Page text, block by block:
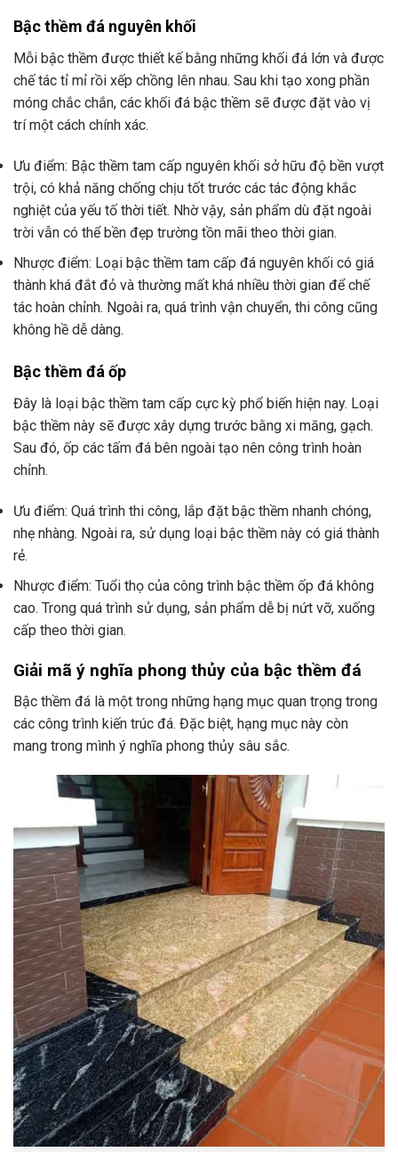
Bậc thềm đá nguyên khối
Mỗi bậc thềm được thiết kế bằng những khối đá lớn và được
chế tác tỉ mỉ rồi xếp chồng lên nhau. Sau khi tạo xong phần
móng chắc chắn, các khối đá bậc thềm sẽ được đặt vào vị
trí một cách chính xác.
Ưu điểm: Bậc thềm tam cấp nguyên khối sở hữu độ bền vượt
trội, có khả năng chống chịu tốt trước các tác động khắc
nghiệt của yếu tố thời tiết. Nhờ vậy, sản phẩm dù đặt ngoài
trời vẫn có thể bền đẹp trường tồn mãi theo thời gian.
Nhược điểm: Loại bậc thềm tam cấp đá nguyên khối có giá
thành khá đắt đỏ và thường mất khá nhiều thời gian để chế
tác hoàn chỉnh. Ngoài ra, quá trình vận chuyển, thi công cũng
không hề dễ dàng.
Bậc thềm đá ốp
Đây là loại bậc thềm tam cấp cực kỳ phổ biến hiện nay. Loại
bậc thềm này sẽ được xây dựng trước bằng xi măng, gạch.
Sau đó, ốp các tấm đá bên ngoài tạo nên công trình hoàn
chỉnh.
Ưu điểm: Quá trình thi công, lắp đặt bậc thềm nhanh chóng,
nhẹ nhàng. Ngoài ra, sử dụng loại bậc thềm này có giá thành
rẻ.
Nhược điểm: Tuổi thọ của công trình bậc thềm ốp đá không
cao. Trong quá trình sử dụng, sản phẩm dễ bị nứt vỡ, xuống
cấp theo thời gian.
Giải mã ý nghĩa phong thủy của bậc thềm đá
Bậc thềm đá là một trong những hạng mục quan trọng trong
các công trình kiến trúc đá. Đặc biệt, hạng mục này còn
mang trong mình ý nghĩa phong thủy sâu sắc.